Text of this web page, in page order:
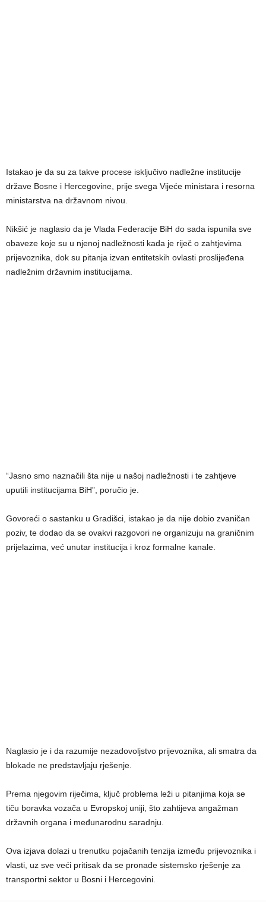
Istakao je da su za takve procese isključivo nadležne institucije
države Bosne i Hercegovine, prije svega Vijeće ministara i resorna
ministarstva na državnom nivou.
Nikšić je naglasio da je Vlada Federacije BiH do sada ispunila sve
obaveze koje su u njenoj nadležnosti kada je riječ o zahtjevima
prijevoznika, dok su pitanja izvan entitetskih ovlasti proslijeđena
nadležnim državnim institucijama.
“Jasno smo naznačili šta nije u našoj nadležnosti i te zahtjeve
uputili institucijama BiH”, poručio je.
Govoreći o sastanku u Gradišci, istakao je da nije dobio zvaničan
poziv, te dodao da se ovakvi razgovori ne organizuju na graničnim
prijelazima, već unutar institucija i kroz formalne kanale.
Naglasio je i da razumije nezadovoljstvo prijevoznika, ali smatra da
blokade ne predstavljaju rješenje.
Prema njegovim riječima, ključ problema leži u pitanjima koja se
tiču boravka vozača u Evropskoj uniji, što zahtijeva angažman
državnih organa i međunarodnu saradnju.
Ova izjava dolazi u trenutku pojačanih tenzija između prijevoznika i
vlasti, uz sve veći pritisak da se pronađe sistemsko rješenje za
transportni sektor u Bosni i Hercegovini.